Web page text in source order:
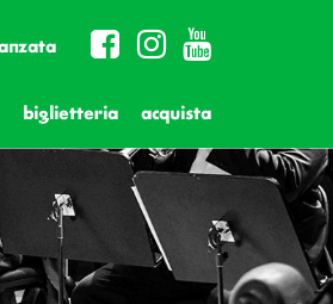
biglietteria acquista